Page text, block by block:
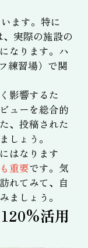
ます。特に
実際の施設の
なります。ハ
練習場）で関
影響するた
ューを総合的
、投稿された
しょう。
はなります
重要です。気
れてみて、自
ましょう。
活用